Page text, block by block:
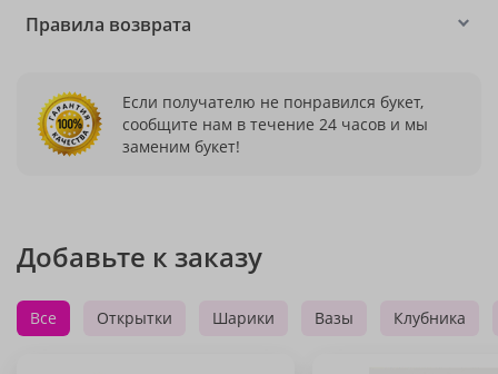
Правила возврата
Если получателю не понравился букет,
сообщите нам в течение 24 часов и мы
заменим букет!
Добавьте к заказу
Все Открытки Шарики Вазы Клубника